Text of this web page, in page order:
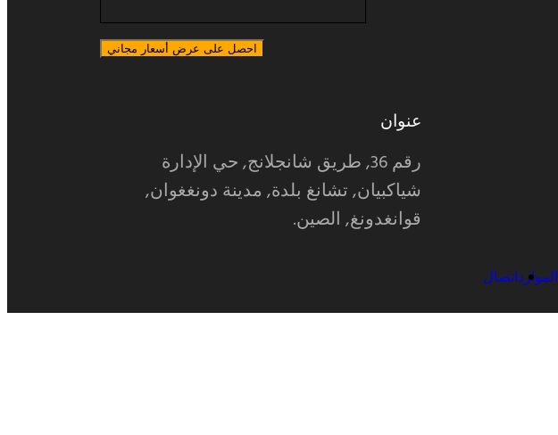
عنوان
رقم 36, طريق شانجلانج, حي الإدارة
شياكبيان, تشانغ بلدة, مدينة دونغغوان,
قوانغدونغ, الصين.
الموارداتصال